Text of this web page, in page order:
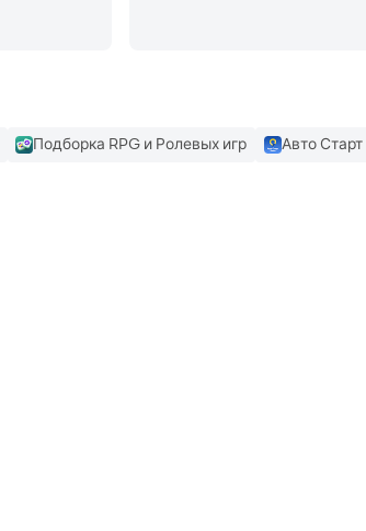
Подборка RPG и Ролевых игр Авто Старт